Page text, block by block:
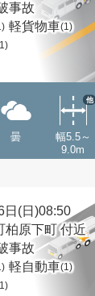
事故
軽貨物車(1)
曇
幅5.5～
9.0m
他
日(日)08:50
柏原下町 付近
事故
軽自動車(1)